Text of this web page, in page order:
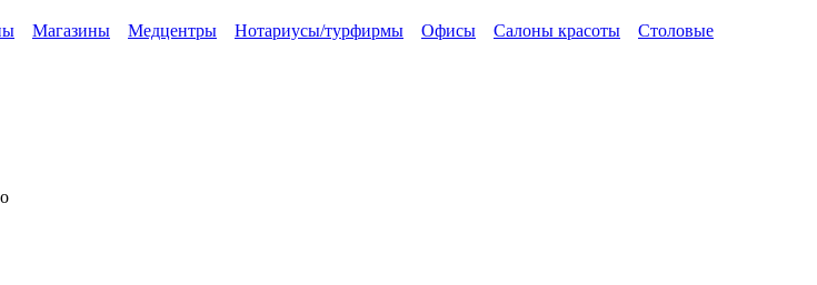
Магазины Медцентры Нотариусы/турфирмы Офисы Салоны красоты
Столовые